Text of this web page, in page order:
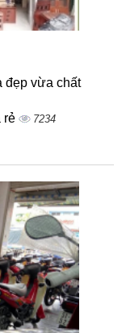
đẹp vừa chất
rẻ 7234